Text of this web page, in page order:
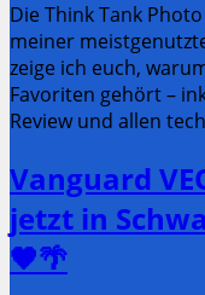
Die Think Tank
meiner
zeige ich euch,
Favoriten gehört –
Review und allen
Vanguard
jetzt in
🖤🌴